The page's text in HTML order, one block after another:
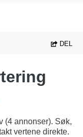
DEL
(4 annonser). Søk,
vertene direkte.